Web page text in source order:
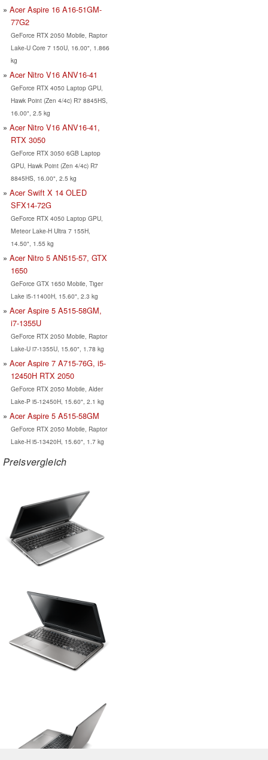
Acer Aspire 16 A16-51GM-
77G2
GeForce RTX 2050 Mobile, Raptor
Lake-U Core 7 150U, 16.00", 1.866
kg
Acer Nitro V16 ANV16-41
GeForce RTX 4050 Laptop GPU,
Hawk Point (Zen 4/4c) R7 8845HS,
16.00", 2.5 kg
Acer Nitro V16 ANV16-41,
RTX 3050
GeForce RTX 3050 6GB Laptop
GPU, Hawk Point (Zen 4/4c) R7
8845HS, 16.00", 2.5 kg
Acer Swift X 14 OLED
SFX14-72G
GeForce RTX 4050 Laptop GPU,
Meteor Lake-H Ultra 7 155H,
14.50", 1.55 kg
Acer Nitro 5 AN515-57, GTX
1650
GeForce GTX 1650 Mobile, Tiger
Lake i5-11400H, 15.60", 2.3 kg
Acer Aspire 5 A515-58GM,
i7-1355U
GeForce RTX 2050 Mobile, Raptor
Lake-U i7-1355U, 15.60", 1.78 kg
Acer Aspire 7 A715-76G, i5-
12450H RTX 2050
GeForce RTX 2050 Mobile, Alder
Lake-P i5-12450H, 15.60", 2.1 kg
Acer Aspire 5 A515-58GM
GeForce RTX 2050 Mobile, Raptor
Lake-H i5-13420H, 15.60", 1.7 kg
Preisvergleich